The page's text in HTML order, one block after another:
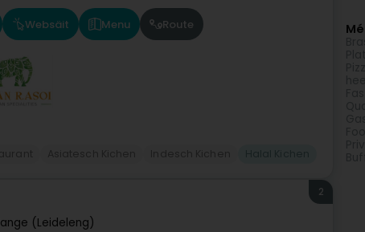
Websäit Menu Route
(Leideleng)
2